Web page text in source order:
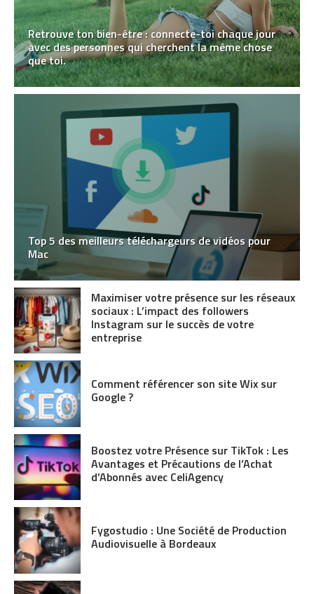
Retrouve ton bien-être : connecte-toi chaque jour
avec des personnes qui cherchent la même chose
que toi.
Top 5 des meilleurs téléchargeurs de vidéos pour
Mac
Maximiser votre présence sur les réseaux
sociaux : L’impact des followers
Instagram sur le succès de votre
entreprise
Comment référencer son site Wix sur
Google ?
Boostez votre Présence sur TikTok : Les
Avantages et Précautions de l’Achat
d’Abonnés avec CeliAgency
Fygostudio : Une Société de Production
Audiovisuelle à Bordeaux